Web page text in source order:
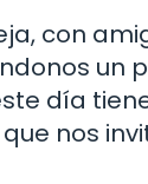
con
un
día
nos